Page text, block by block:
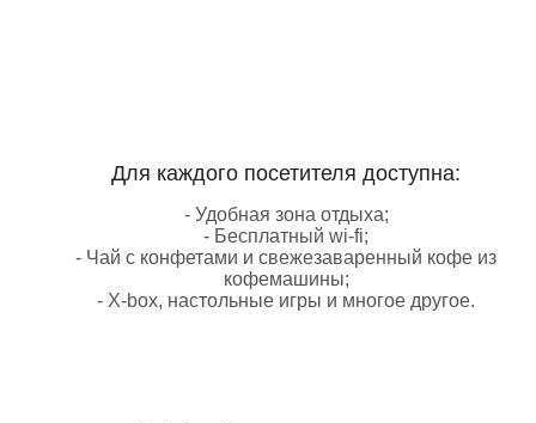
Для каждого посетителя доступна:
- Удобная зона отдыха;
- Бесплатный wi-fi;
- Чай с конфетами и свежезаваренный кофе из
кофемашины;
- X-box, настольные игры и многое другое.